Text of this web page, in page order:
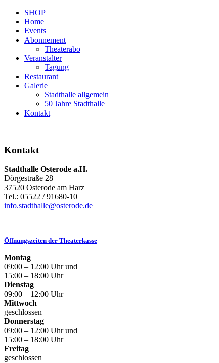
SHOP
Home
Events
Abonnement
Theaterabo
Veranstalter
Tagung
Restaurant
Galerie
Stadthalle allgemein
50 Jahre Stadthalle
Kontakt
Kontakt
Stadthalle Osterode a.H.
Dörgestraße 28
37520 Osterode am Harz
Tel.: 05522 / 91680-10
info.stadthalle@osterode.de
Öffnungszeiten der Theaterkasse
Montag
09:00 – 12:00 Uhr und
15:00 – 18:00 Uhr
Dienstag
09:00 – 12:00 Uhr
Mittwoch
geschlossen
Donnerstag
09:00 – 12:00 Uhr und
15:00 – 18:00 Uhr
Freitag
geschlossen